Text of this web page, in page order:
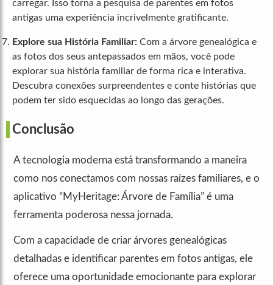
carregar. Isso torna a pesquisa de parentes em fotos
antigas uma experiência incrivelmente gratificante.
Explore sua História Familiar: Com a árvore genealógica e
as fotos dos seus antepassados em mãos, você pode
explorar sua história familiar de forma rica e interativa.
Descubra conexões surpreendentes e conte histórias que
podem ter sido esquecidas ao longo das gerações.
Conclusão
A tecnologia moderna está transformando a maneira
como nos conectamos com nossas raízes familiares, e o
aplicativo “MyHeritage: Árvore de Família” é uma
ferramenta poderosa nessa jornada.
Com a capacidade de criar árvores genealógicas
detalhadas e identificar parentes em fotos antigas, ele
oferece uma oportunidade emocionante para explorar